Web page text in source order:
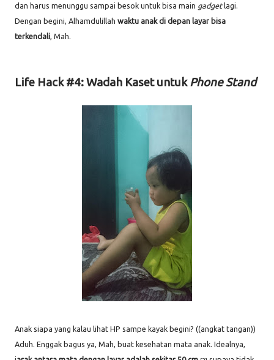
dan harus menunggu sampai besok untuk bisa main gadgetlagi.
Dengan begini, Alhamdulillah waktu anak di depan layar bisa
terkendali , Mah.
Life Hack #4: Wadah Kaset untukPhone Stand
Anak siapa yang kalau lihat HP sampe kayak begini? ((angkat tangan))
Aduh. Enggak bagus ya, Mah, buat kesehatan mata anak. Idealnya,